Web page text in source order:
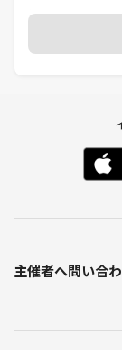
主催者へ問い合